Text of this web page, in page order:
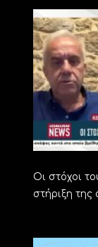
Οι στόχοι
στήριξη της